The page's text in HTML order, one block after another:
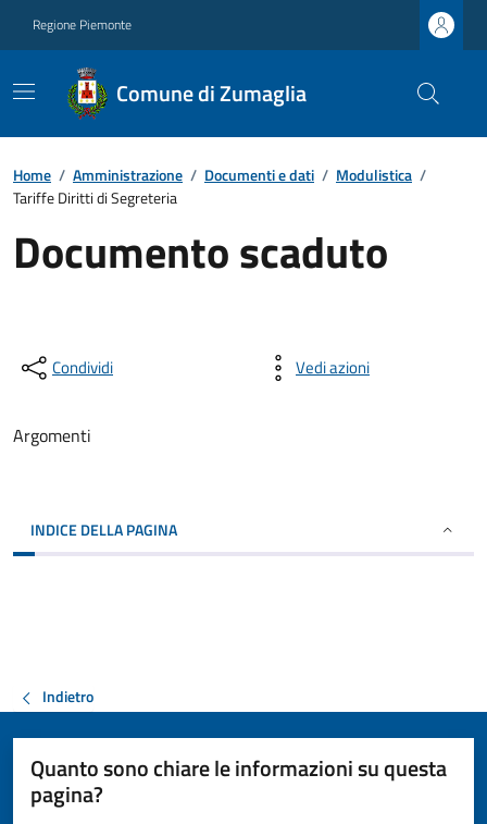
Regione Piemonte
Comune di Zumaglia
Home / Amministrazione / Documenti e dati / Modulistica /
Tariffe Diritti di Segreteria
Documento scaduto
Condividi Vedi azioni
Argomenti
INDICE DELLA PAGINA
Indietro
Quanto sono chiare le informazioni su questa
pagina?